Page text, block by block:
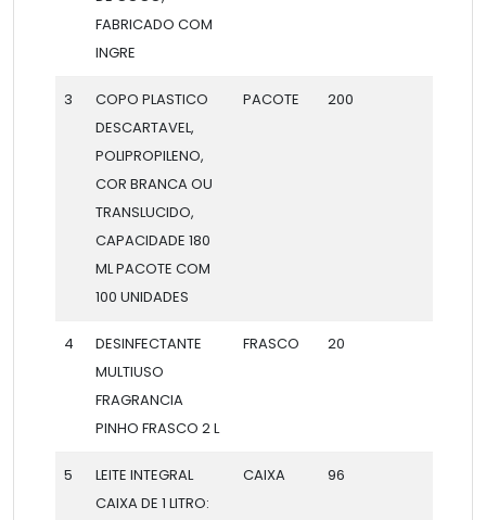
FABRICADO COM
INGRE
3
COPO PLASTICO
DESCARTAVEL,
POLIPROPILENO,
COR BRANCA OU
TRANSLUCIDO,
CAPACIDADE 180
ML PACOTE COM
100 UNIDADES
PACOTE 200
4
DESINFECTANTE
MULTIUSO
FRAGRANCIA
PINHO FRASCO 2 L
FRASCO 20
5
LEITE INTEGRAL
CAIXA DE 1 LITRO:
CAIXA 96